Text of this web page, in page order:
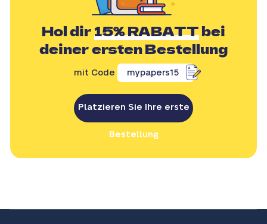
Hol dir15% RABATTbei
deiner ersten Bestellung
mit Code mypapers15
Platzieren Sie Ihre erste
Bestellung